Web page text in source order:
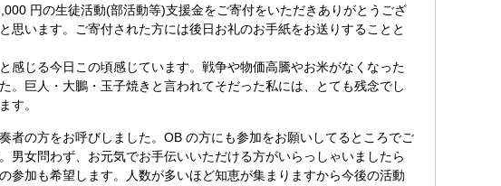
円の生徒活動(部活動等)支援金をご寄付をいただきありがとうござ
います。ご寄付された方には後日お礼のお手紙をお送りすることと
じる今日この頃感じています。戦争や物価高騰やお米がなくなった
巨人・大鵬・玉子焼きと言われてそだった私には、とても残念でし
す。
の方をお呼びしました。OB の方にも参加をお願いしてるところでご
女問わず、お元気でお手伝いいただける方がいらっしゃいましたら
参加も希望します。人数が多いほど知恵が集まりますから今後の活動